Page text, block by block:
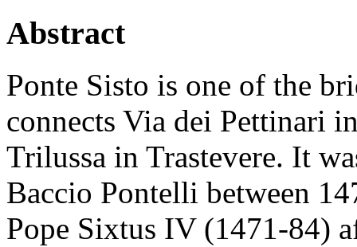
Abstract
Ponte Sisto is one of the
connects Via dei Pettinari
Trilussa in Trastevere. It
Baccio Pontelli between
Pope Sixtus IV (1471-84)